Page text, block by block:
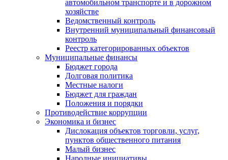
автомобильном транспорте и в дорожном
хозяйстве
Ведомственный контроль
Внутренний муниципальный финансовый
контроль
Реестр категорированных объектов
Муниципальные финансы
Бюджет города
Долговая политика
Местные налоги
Бюджет для граждан
Положения и порядки
Противодействие коррупции
Экономика и бизнес
Дислокация объектов торговли, услуг,
пунктов общественного питания
Малый бизнес